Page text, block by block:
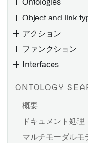
Ontologies
オントロジ
コンピュー
Object and link
概要
Gotham統合
Gaia からオ
アクション
概要
ファンクション
その他のタ
Interfaces
ONTOLOGY
概要
ドキュメント処理
マルチモーダルモ